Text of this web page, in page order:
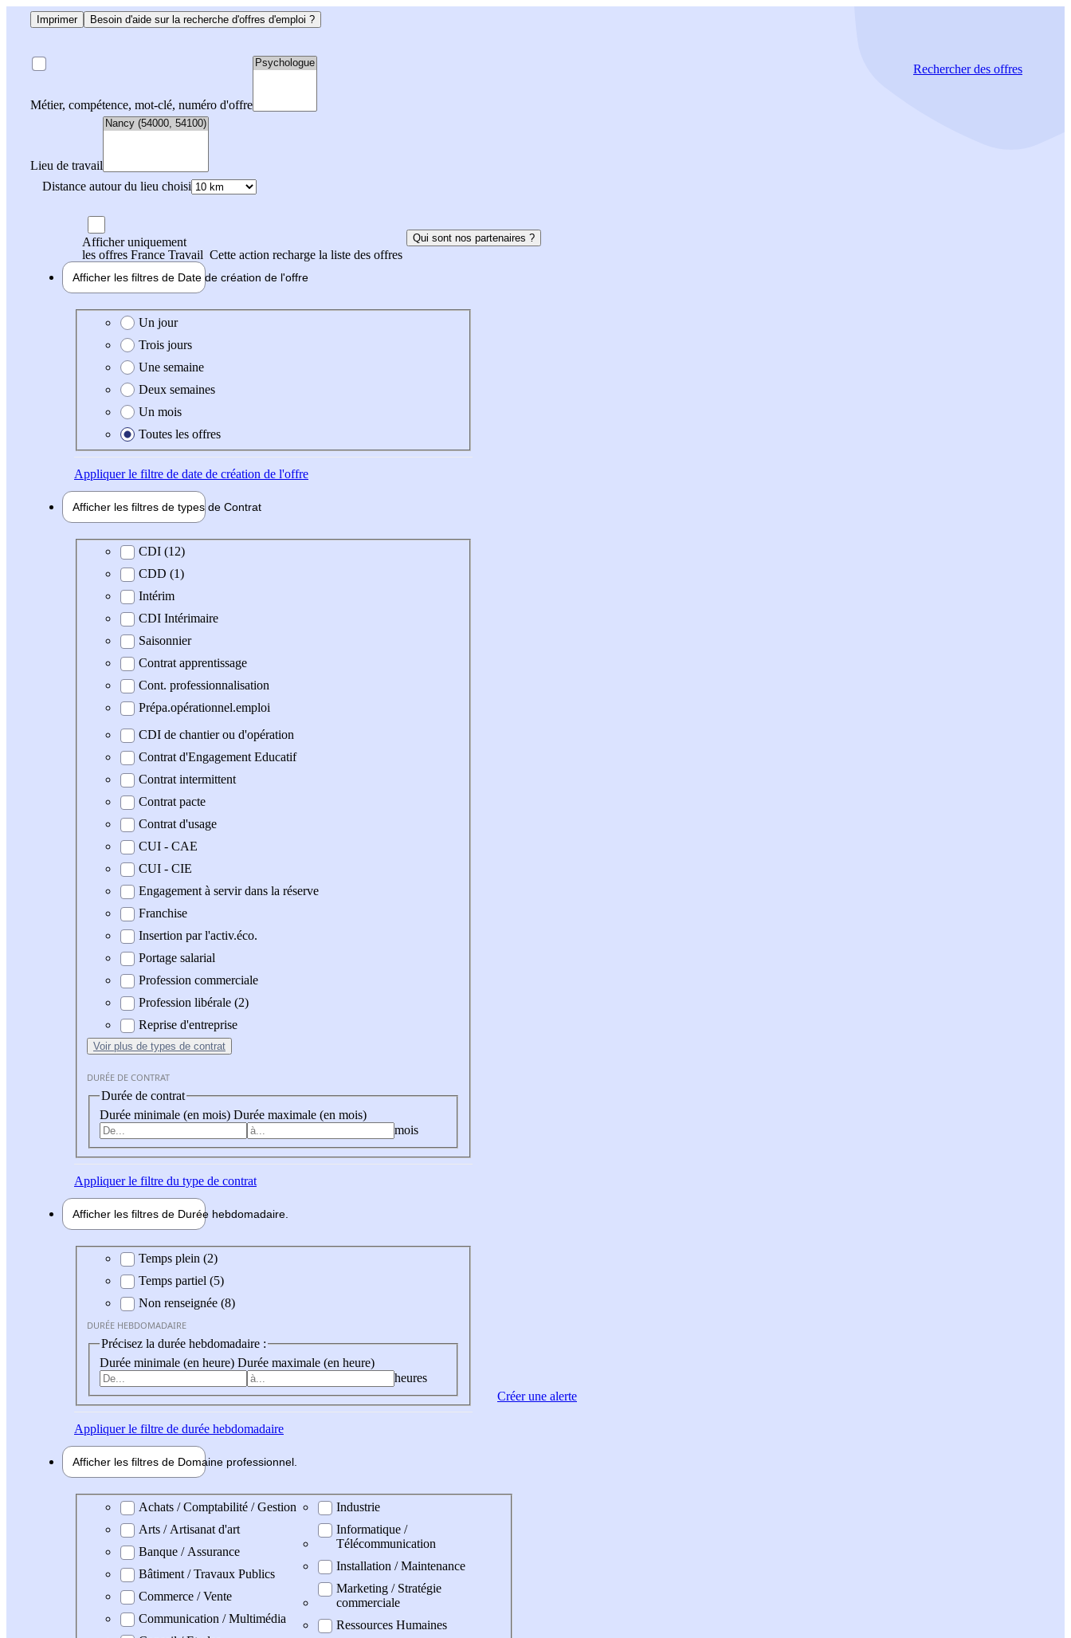
Imprimer Besoin d'aide sur la recherche d'offres d'emploi ?
Métier, compétence, mot-clé, numéro d'offre
Lieu de travail
Distance autour du lieu choisi
Rechercherdes offres
Afficher uniquement
les offres France Travail Cette action recharge la liste des offres
Qui sont nos partenaires ?
Afficher les filtres de Date de création de l'offre
Date de création de l'offre
Un jour
Trois jours
Une semaine
Deux semaines
Un mois
Toutes les offres
Appliquerle filtre de date de création de l'offre
Afficher les filtres de types de Contrat
Type de contratCDI (12)
CDD (1)
Intérim
CDI Intérimaire
Saisonnier
Contrat apprentissage
Cont. professionnalisation
Prépa.opérationnel.emploi
CDI de chantier ou d'opération
Contrat d'Engagement Educatif
Contrat intermittent
Contrat pacte
Contrat d'usage
CUI - CAE
CUI - CIE
Engagement à servir dans la réserve
Franchise
Insertion par l'activ.éco.
Portage salarial
Profession commerciale
Profession libérale (2)
Reprise d'entreprise
Voir plus de types de contrat
DURÉE DE CONTRAT
Durée de contrat
Durée minimale (en mois) Durée maximale (en mois)
mois
Appliquerle filtre du type de contrat
Afficher les filtres de Durée hebdomadaire
Durée hebdomadaire
Temps plein (2)
Temps partiel (5)
Non renseignée (8)
DURÉE HEBDOMADAIRE
Précisez la durée hebdomadaire :
Durée minimale (en heure) Durée maximale (en heure)
heures
Appliquerle filtre de durée hebdomadaire
Afficher les filtres de Domaine professionnel
Domaine professionel
Achats / Comptabilité / Gestion
Arts / Artisanat d'art
Banque / Assurance
Bâtiment / Travaux Publics
Commerce / Vente
Communication / Multimédia
Industrie
Informatique /
Télécommunication
Installation / Maintenance
Marketing / Stratégie
commerciale
Ressources Humaines
Créer une alerte